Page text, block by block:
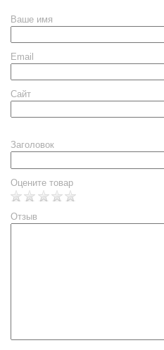
Ваше имя
Email
Сайт
Заголовок
Оцените товар
Отзыв